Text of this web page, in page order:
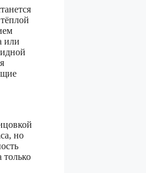
или
но
только